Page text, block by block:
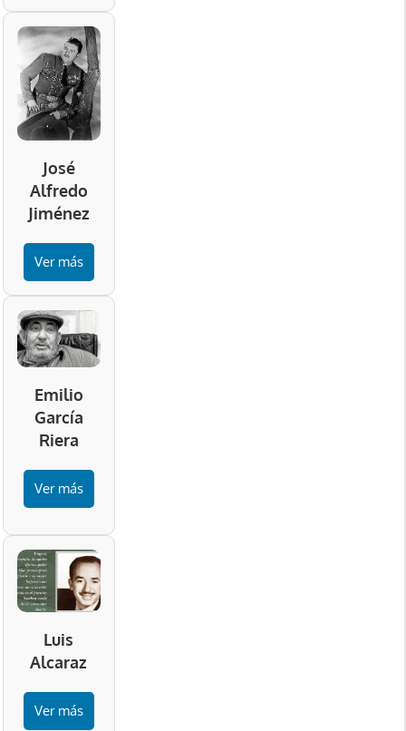
José
Alfredo
Jiménez
Ver más
Emilio
García
Riera
Ver más
Luis
Alcaraz
Ver más